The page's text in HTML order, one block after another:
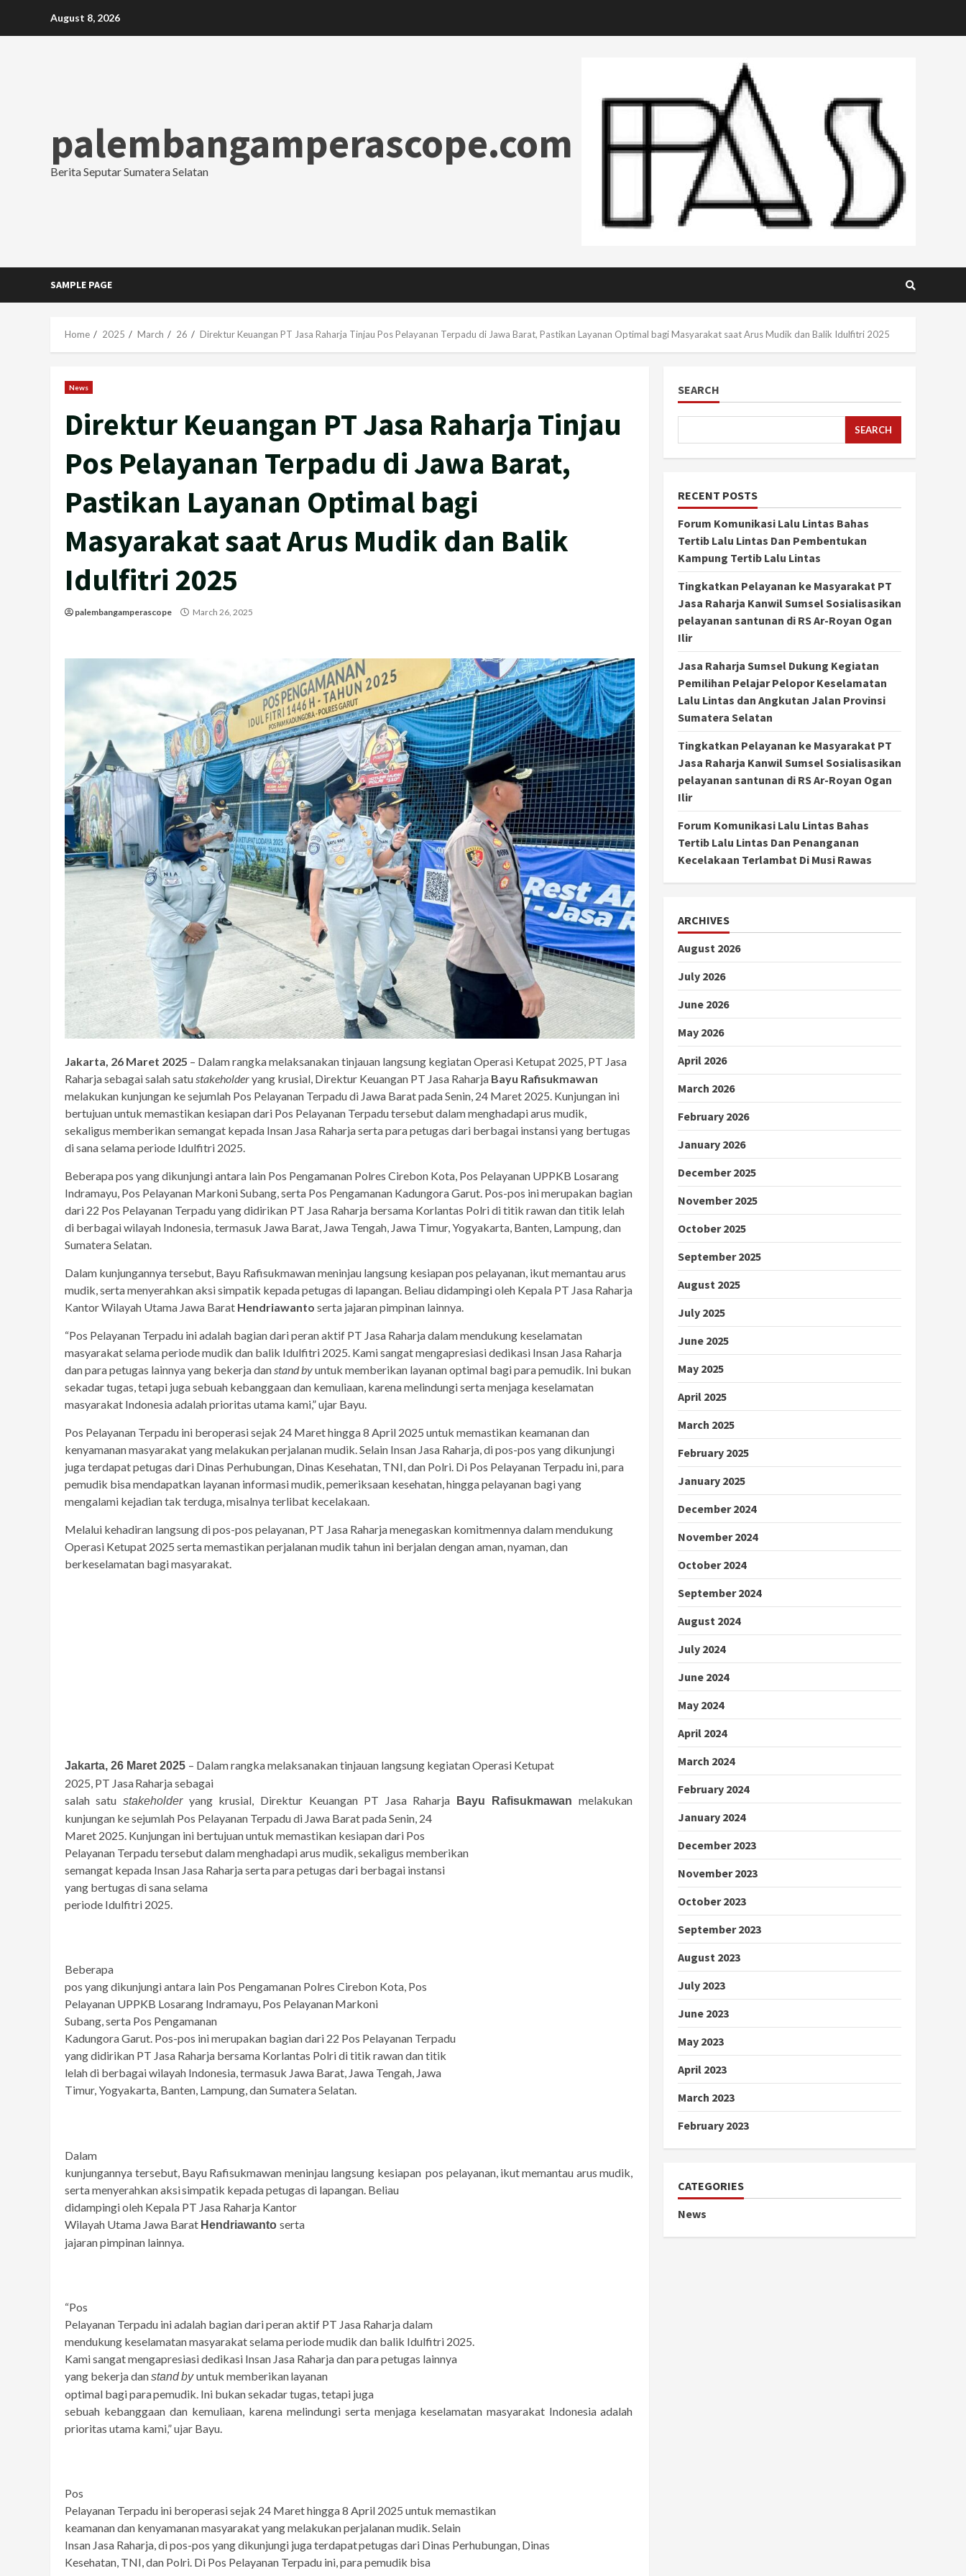
August 8, 2026
palembangamperascope.com
Berita Seputar Sumatera Selatan
SAMPLE PAGE
Home 2025 March 26 Direktur Keuangan PT Jasa Raharja Tinjau Pos Pelayanan Terpadu di Jawa Barat, Pastikan Layanan Optimal bagi Masyarakat saat Arus Mudik dan Balik Idulfitri 2025
News
Direktur Keuangan PT Jasa Raharja Tinjau
Pos Pelayanan Terpadu di Jawa Barat,
Pastikan Layanan Optimal bagi
Masyarakat saat Arus Mudik dan Balik
Idulfitri 2025
palembangamperascope March 26, 2025
Jakarta, 26 Maret 2025 – Dalam rangka melaksanakan tinjauan langsung kegiatan Operasi Ketupat 2025, PT Jasa
Raharja sebagai salah satu stakeholderyang krusial, Direktur Keuangan PT Jasa Raharja Bayu Rafisukmawan
melakukan kunjungan ke sejumlah Pos Pelayanan Terpadu di Jawa Barat pada Senin, 24 Maret 2025. Kunjungan ini
bertujuan untuk memastikan kesiapan dari Pos Pelayanan Terpadu tersebut dalam menghadapi arus mudik,
sekaligus memberikan semangat kepada Insan Jasa Raharja serta para petugas dari berbagai instansi yang bertugas
di sana selama periode Idulfitri 2025.
Beberapa pos yang dikunjungi antara lain Pos Pengamanan Polres Cirebon Kota, Pos Pelayanan UPPKB Losarang
Indramayu, Pos Pelayanan Markoni Subang, serta Pos Pengamanan Kadungora Garut. Pos-pos ini merupakan bagian
dari 22 Pos Pelayanan Terpadu yang didirikan PT Jasa Raharja bersama Korlantas Polri di titik rawan dan titik lelah
di berbagai wilayah Indonesia, termasuk Jawa Barat, Jawa Tengah, Jawa Timur, Yogyakarta, Banten, Lampung, dan
Sumatera Selatan.
Dalam kunjungannya tersebut, Bayu Rafisukmawan meninjau langsung kesiapan pos pelayanan, ikut memantau arus
mudik, serta menyerahkan aksi simpatik kepada petugas di lapangan. Beliau didampingi oleh Kepala PT Jasa Raharja
Kantor Wilayah Utama Jawa Barat Hendriawanto serta jajaran pimpinan lainnya.
“Pos Pelayanan Terpadu ini adalah bagian dari peran aktif PT Jasa Raharja dalam mendukung keselamatan
masyarakat selama periode mudik dan balik Idulfitri 2025. Kami sangat mengapresiasi dedikasi Insan Jasa Raharja
dan para petugas lainnya yang bekerja dan stand byuntuk memberikan layanan optimal bagi para pemudik. Ini bukan
sekadar tugas, tetapi juga sebuah kebanggaan dan kemuliaan, karena melindungi serta menjaga keselamatan
masyarakat Indonesia adalah prioritas utama kami,” ujar Bayu.
Pos Pelayanan Terpadu ini beroperasi sejak 24 Maret hingga 8 April 2025 untuk memastikan keamanan dan
kenyamanan masyarakat yang melakukan perjalanan mudik. Selain Insan Jasa Raharja, di pos-pos yang dikunjungi
juga terdapat petugas dari Dinas Perhubungan, Dinas Kesehatan, TNI, dan Polri. Di Pos Pelayanan Terpadu ini, para
pemudik bisa mendapatkan layanan informasi mudik, pemeriksaan kesehatan, hingga pelayanan bagi yang
mengalami kejadian tak terduga, misalnya terlibat kecelakaan.
Melalui kehadiran langsung di pos-pos pelayanan, PT Jasa Raharja menegaskan komitmennya dalam mendukung
Operasi Ketupat 2025 serta memastikan perjalanan mudik tahun ini berjalan dengan aman, nyaman, dan
berkeselamatan bagi masyarakat.
Jakarta, 26 Maret 2025 – Dalam rangka melaksanakan tinjauan langsung kegiatan Operasi Ketupat
2025, PT JasaRaharjasebagai
salah satu stakeholder yang krusial, Direktur Keuangan PT Jasa Raharja Bayu Rafisukmawan
melakukan
kunjungan ke sejumlah Pos Pelayanan Terpadu di Jawa Barat pada Senin, 24
Maret 2025. Kunjungan ini bertujuan untuk memastikan kesiapan dari Pos
Pelayanan Terpadu tersebut dalam menghadapi arus mudik, sekaligus memberikan
semangat kepada Insan Jasa Raharja serta para petugas dari berbagai instansi
yang bertugas disana selama
periode Idulfitri 2025.
Beberapa
pos yang dikunjungi antara lain Pos Pengamanan Polres Cirebon Kota, Pos
Pelayanan UPPKB Losarang Indramayu, Pos PelayananMarkoni
Subang,serta Pos Pengamanan
Kadungora Garut. Pos-pos ini merupakan bagian dari 22 Pos Pelayanan Terpadu
yang didirikan PT Jasa Raharja bersama Korlantas Polri di titik rawan dan titik
lelah di berbagai wilayah Indonesia, termasuk Jawa Barat, Jawa Tengah, Jawa
Timur, Yogyakarta, Banten, Lampung, dan Sumatera Selatan.
Dalam
kunjungannya tersebut, Bayu Rafisukmawan meninjau langsung kesiapan pos pelayanan, ikut memantau arus mudik,
sertamenyerahkanaksisimpatik kepada petugas di lapangan. Beliau
didampingi oleh Kepala PT Jasa Raharja Kantor
Wilayah Utama Jawa Barat Hendriawantoserta
jajaran pimpinan lainnya.
“Pos
Pelayanan Terpadu ini adalah bagian dari peran aktif PT Jasa Raharja dalam
mendukung keselamatan masyarakat selama periode mudik dan balik Idulfitri 2025.
Kami sangat mengapresiasi dedikasi Insan Jasa Raharja dan para petugas lainnya
yang bekerjadanstand by untuk memberikanlayanan
optimal bagiparapemudik. Ini bukan sekadar tugas, tetapi juga
sebuah kebanggaan dan kemuliaan, karena melindungi serta menjaga keselamatan masyarakat Indonesia adalah
prioritas utama kami,” ujar Bayu.
Pos
Pelayanan Terpadu ini beroperasi sejak 24 Maret hingga 8 April 2025 untuk memastikan
keamanan dan kenyamanan masyarakat yang melakukan perjalanan mudik. Selain
Insan Jasa Raharja, di pos-pos yangdikunjungi jugaterdapatpetugas dari Dinas Perhubungan, Dinas
Kesehatan, TNI, dan Polri. Di Pos Pelayanan Terpadu ini, para pemudik bisa
SEARCH
SEARCH
RECENT POSTS
Forum Komunikasi Lalu Lintas Bahas
Tertib Lalu Lintas Dan Pembentukan
Kampung Tertib Lalu Lintas
Tingkatkan Pelayanan ke Masyarakat PT
Jasa Raharja Kanwil Sumsel Sosialisasikan
pelayanan santunan di RS Ar-Royan Ogan
Ilir
Jasa Raharja Sumsel Dukung Kegiatan
Pemilihan Pelajar Pelopor Keselamatan
Lalu Lintas dan Angkutan Jalan Provinsi
Sumatera Selatan
Tingkatkan Pelayanan ke Masyarakat PT
Jasa Raharja Kanwil Sumsel Sosialisasikan
pelayanan santunan di RS Ar-Royan Ogan
Ilir
Forum Komunikasi Lalu Lintas Bahas
Tertib Lalu Lintas Dan Penanganan
Kecelakaan Terlambat Di Musi Rawas
ARCHIVES
August 2026
July 2026
June 2026
May 2026
April 2026
March 2026
February 2026
January 2026
December 2025
November 2025
October 2025
September 2025
August 2025
July 2025
June 2025
May 2025
April 2025
March 2025
February 2025
January 2025
December 2024
November 2024
October 2024
September 2024
August 2024
July 2024
June 2024
May 2024
April 2024
March 2024
February 2024
January 2024
December 2023
November 2023
October 2023
September 2023
August 2023
July 2023
June 2023
May 2023
April 2023
March 2023
February 2023
CATEGORIES
News